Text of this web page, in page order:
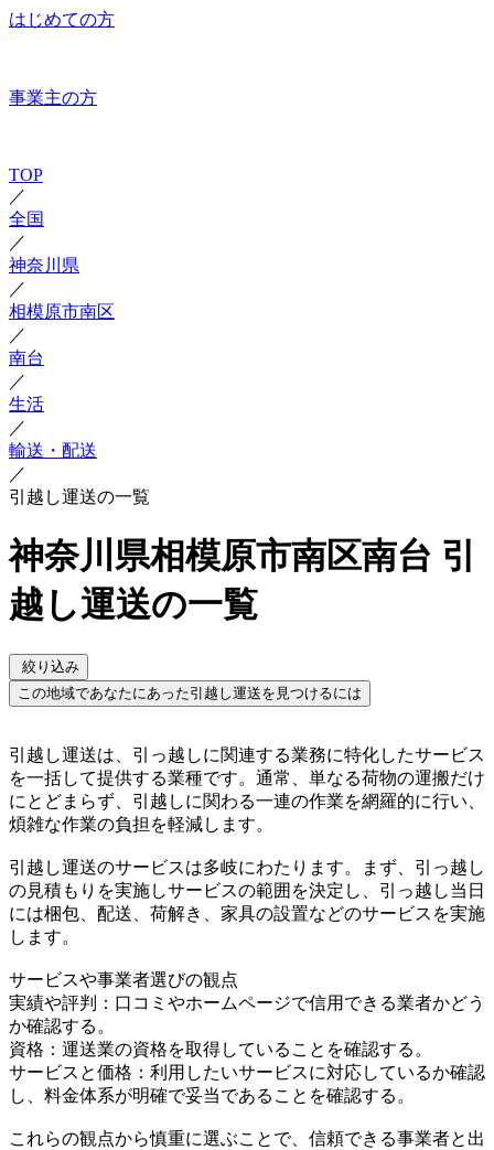
はじめての方
事業主の方
TOP
／
全国
／
神奈川県
／
相模原市南区
／
南台
／
生活
／
輸送・配送
／
引越し運送の一覧
神奈川県相模原市南区南台 引
越し運送の一覧
絞り込み
この地域であなたにあった引越し運送を見つけるには
引越し運送は、引っ越しに関連する業務に特化したサービス
を一括して提供する業種です。通常、単なる荷物の運搬だけ
にとどまらず、引越しに関わる一連の作業を網羅的に行い、
煩雑な作業の負担を軽減します。
引越し運送のサービスは多岐にわたります。まず、引っ越し
の見積もりを実施しサービスの範囲を決定し、引っ越し当日
には梱包、配送、荷解き、家具の設置などのサービスを実施
します。
サービスや事業者選びの観点
実績や評判：口コミやホームページで信用できる業者かどう
か確認する。
資格：運送業の資格を取得していることを確認する。
サービスと価格：利用したいサービスに対応しているか確認
し、料金体系が明確で妥当であることを確認する。
これらの観点から慎重に選ぶことで、信頼できる事業者と出